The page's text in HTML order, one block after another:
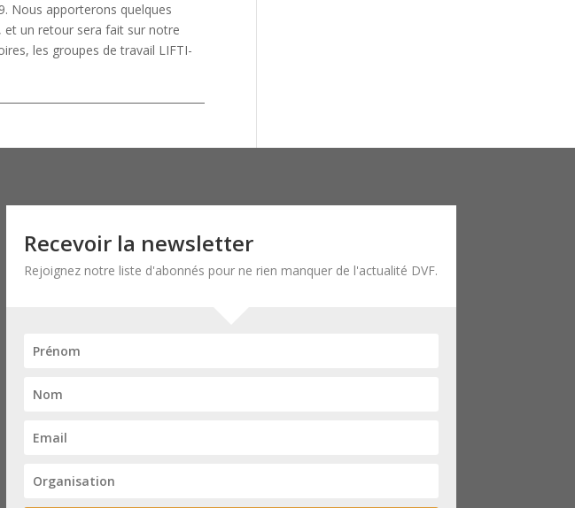
Nous apporterons quelques
et un retour sera fait sur notre
les groupes de travail LIFTI-
Recevoir la newsletter
Rejoignez notre liste d'abonnés pour ne rien manquer de l'actualité DVF.